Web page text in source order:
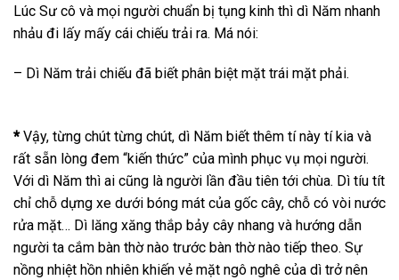
Lúc Sư cô và mọi người chuẩn bị tụng kinh thì dì Năm nhanh
nhảu đi lấy mấy cái chiếu trải ra. Má nói:
– Dì Năm trải chiếu đã biết phân biệt mặt trái mặt phải.
*Vậy, từng chút từng chút, dì Năm biết thêm tí này tí kia và
rất sẵn lòng đem “kiến thức” của mình phục vụ mọi người.
Với dì Năm thì ai cũng là người lần đầu tiên tới chùa. Dì tíu tít
chỉ chỗ dựng xe dưới bóng mát của gốc cây, chỗ có vòi nước
rửa mặt… Dì lăng xăng thắp bảy cây nhang và hướng dẫn
người ta cắm bàn thờ nào trước bàn thờ nào tiếp theo. Sự
nồng nhiệt hồn nhiên khiến vẻ mặt ngô nghê của dì trở nên